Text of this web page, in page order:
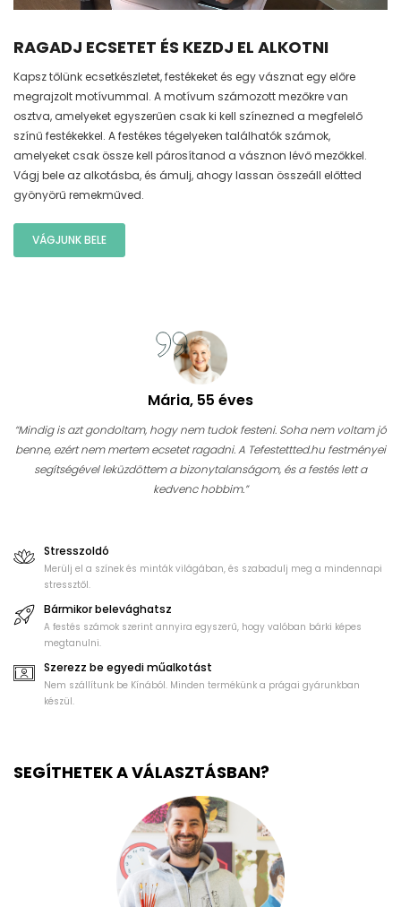
RAGADJ ECSETET ÉS KEZDJ EL ALKOTNI
Kapsz tőlünk ecsetkészletet, festékeket és egy vásznat egy előre
megrajzolt motívummal. A motívum számozott mezőkre van
osztva, amelyeket egyszerűen csak ki kell színezned a megfelelő
színű festékekkel. A festékes tégelyeken találhatók számok,
amelyeket csak össze kell párosítanod a vásznon lévő mezőkkel.
Vágj bele az alkotásba, és ámulj, ahogy lassan összeáll előtted
gyönyörű remekműved.
VÁGJUNK BELE
Mária, 55 éves
“Mindig is azt gondoltam, hogy nem tudok festeni. Soha nem voltam jó
benne, ezért nem mertem ecsetet ragadni. A Tefestettted.hu festményei
segítségével leküzdöttem a bizonytalanságom, és a festés lett a
kedvenc hobbim.”
Stresszoldó
Merülj el a színek és minták világában, és szabadulj meg a mindennapi
stressztől.
Bármikor belevághatsz
A festés számok szerint annyira egyszerű, hogy valóban bárki képes
megtanulni.
Szerezz be egyedi műalkotást
Nem szállítunk be Kínából. Minden termékünk a prágai gyárunkban
készül.
SEGÍTHETEK A VÁLASZTÁSBAN?